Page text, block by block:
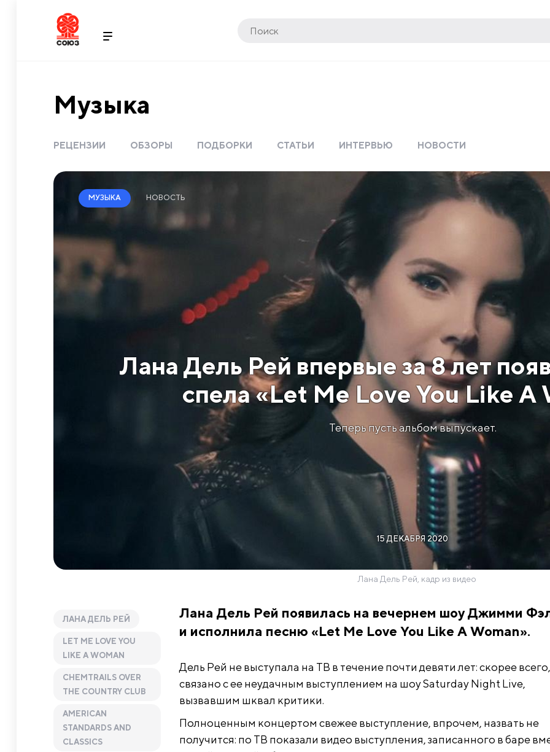
Музыка
РЕЦЕНЗИИ ОБЗОРЫ ПОДБОРКИ СТАТЬИ ИНТЕРВЬЮ НОВОСТИ
Лана Дель Рей впервые за 8 лет
спела «Let Me Love You Like A
Теперь пусть альбом выпускает.
МУЗЫКА НОВОСТЬ
15 ДЕКАБРЯ 2020
Лана Дель Рей, кадр из видео
ЛАНА ДЕЛЬ РЕЙ
LET ME LOVE YOU
LIKE A WOMAN
CHEMTRAILS OVER
THE COUNTRY CLUB
AMERICAN
STANDARDS AND
CLASSICS
Лана Дель Рей появилась на вечернем шоу Джимми
и исполнила песню «Let Me Love You Like A Woman».
Дель Рей не выступала на ТВ в течение почти девяти лет: скорее
связано с ее неудачным выступлением на шоу Saturday Night Live,
вызвавшим шквал критики.
Полноценным концертом свежее выступление, впрочем, назвать не
получится: по ТВ показали видео выступления, записанного в баре